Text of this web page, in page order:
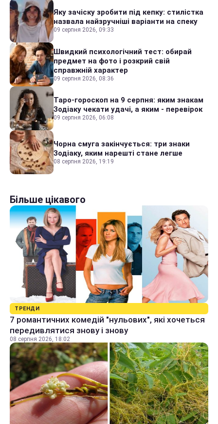
Яку зачіску зробити під кепку: стилістка
назвала найзручніші варіанти на спеку
09 серпня 2026, 09:33
Швидкий психологічний тест: обирай
предмет на фото і розкрий свій
справжній характер
09 серпня 2026, 08:36
Таро-гороскоп на 9 серпня: яким знакам
Зодіаку чекати удачі, а яким - перевірок
09 серпня 2026, 06:08
Чорна смуга закінчується: три знаки
Зодіаку, яким нарешті стане легше
08 серпня 2026, 19:19
Більше цікавого
ТРЕНДИ
7 романтичних комедій "нульових", які хочеться
передивлятися знову і знову
08 серпня 2026, 18:02